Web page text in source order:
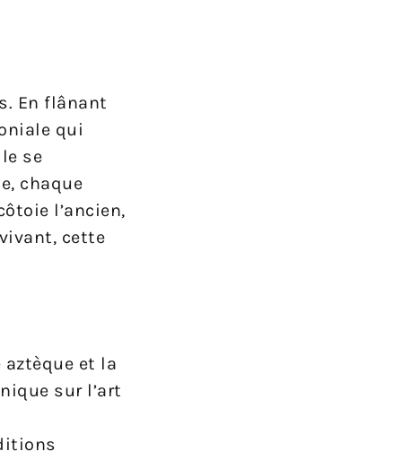
En flânant
qui
se
chaque
l’ancien,
cette
et la
sur l’art